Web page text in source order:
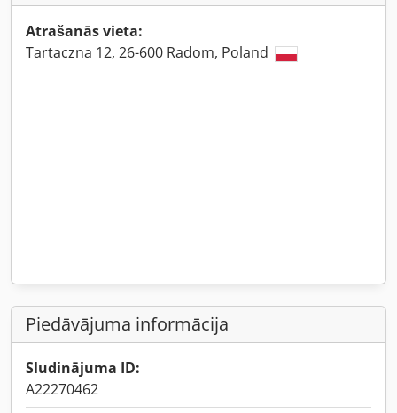
Atrašanās vieta:
Tartaczna 12, 26-600 Radom, Poland
Piedāvājuma informācija
Sludinājuma ID:
A22270462